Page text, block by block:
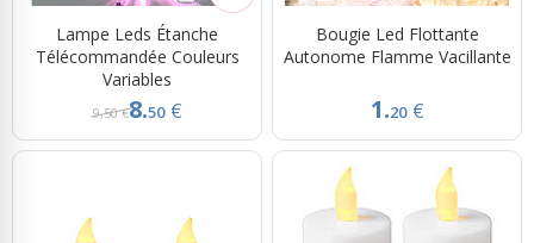
Lampe Leds Étanche
Télécommandée Couleurs
Variables
9,50 €8.50 €
Bougie Led Flottante
Autonome Flamme Vacillante
1.20 €